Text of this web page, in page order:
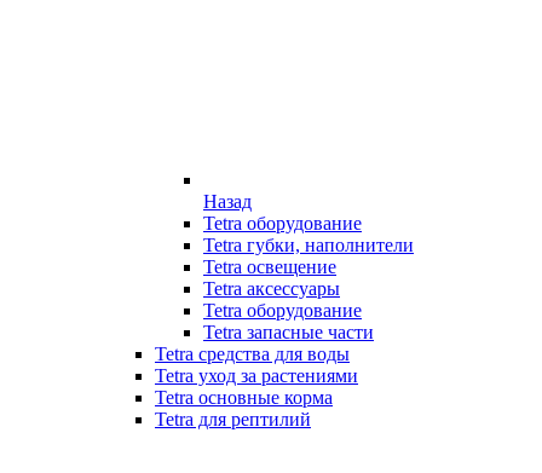
Назад
Tetra оборудование
Tetra губки, наполнители
Tetra освещение
Tetra аксессуары
Tetra оборудование
Tetra запасные части
Tetra средства для воды
Tetra уход за растениями
Tetra основные корма
Tetra для рептилий